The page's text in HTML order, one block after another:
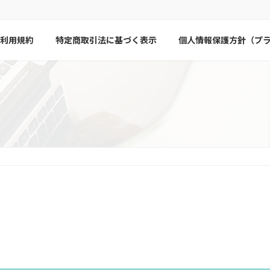
利用規約 特定商取引法に基づく表示 個人情報保護方針（プ